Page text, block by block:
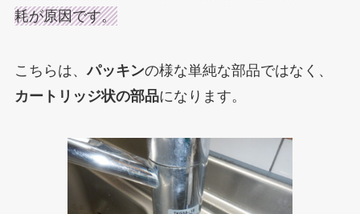
耗が原因です。
こちらは、パッキンの様な単純な部品ではなく、
カートリッジ状の部品になります。